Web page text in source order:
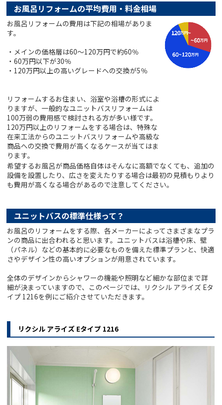
お風呂リフォームの平均費用・料金相場
お風呂リフォームの費用は下記の相場がありま
す。
・メインの価格層は60～120万円で約60％
・60万円以下が30％
・120万円以上の高いグレードへの交換が5％
リフォームするお住まい、浴室や浴槽の形式によ
りますが、一般的なユニットバスリフォームは
100万弱の費用感で検討される方が多い様です。
120万円以上のリフォームをする場合は、特殊な
在来工法からのユニットバスリフォームや高級な
商品への交換で費用が高くなるケースが当てはま
ります。
希望するお風呂が商品価格自体はそんなに高額でなくても、追加の
設備を設置したり、広さを変えたりする場合は最初の見積もりより
も費用が高くなる場合があるので注意してください。
ユニットバスの標準仕様って？
お風呂のリフォームをする際、各メーカーによってさまざまなプラ
ンの商品に出合われると思います。ユニットバスは浴槽や床、壁
（パネル）などの基本的に必要なものを備えた標準プランと、快適
さやデザイン性の高いオプションが用意されています。
全体のデザインからシャワーの機能や照明など細かな部位まで詳
細が決まっていますので、このページでは、リクシル アライズ Eタ
イプ 1216を例にご紹介させていただきます。
リクシル アライズ Eタイプ 1216